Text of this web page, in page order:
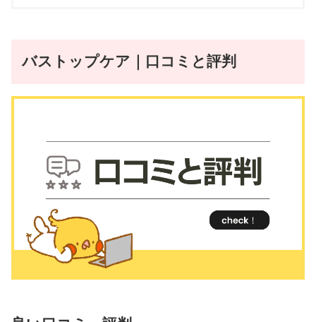
バストップケア｜口コミと評判